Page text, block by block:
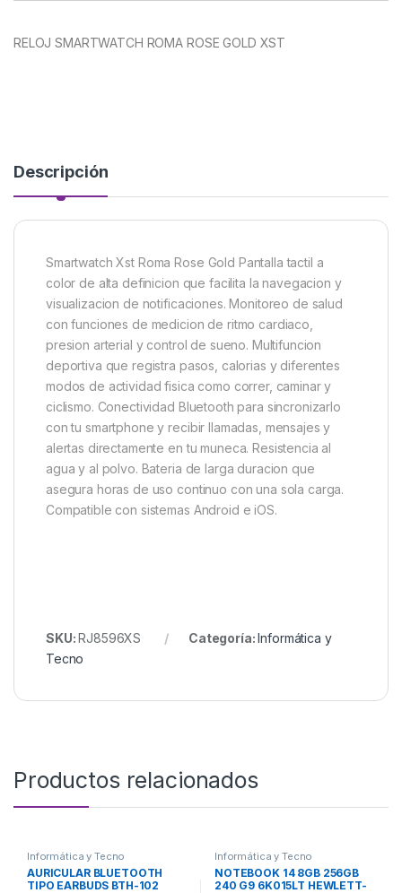
RELOJ SMARTWATCH ROMA ROSE GOLD XST
Descripción
Smartwatch Xst Roma Rose Gold Pantalla tactil a
color de alta definicion que facilita la navegacion y
visualizacion de notificaciones. Monitoreo de salud
con funciones de medicion de ritmo cardiaco,
presion arterial y control de sueno. Multifuncion
deportiva que registra pasos, calorias y diferentes
modos de actividad fisica como correr, caminar y
ciclismo. Conectividad Bluetooth para sincronizarlo
con tu smartphone y recibir llamadas, mensajes y
alertas directamente en tu muneca. Resistencia al
agua y al polvo. Bateria de larga duracion que
asegura horas de uso continuo con una sola carga.
Compatible con sistemas Android e iOS.
SKU:RJ8596XS Categoría:Informática y
Tecno
Productos relacionados
Informática y Tecno
AURICULAR BLUETOOTH
TIPO EARBUDS BTH-102
Informática y Tecno
NOTEBOOK 14 8GB 256GB
240 G9 6K015LT HEWLETT-